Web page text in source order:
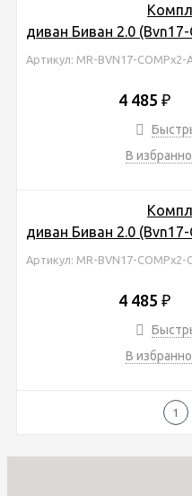
диван Биван 2.0
Артикул: MR-BVN17-COMPx2-
4 485 ₽
В
диван Биван 2.0
Артикул: MR-BVN17-COMPx2-
4 485 ₽
В
1